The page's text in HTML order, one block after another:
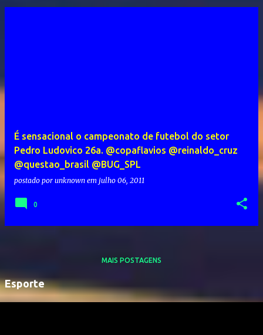
É sensacional o campeonato de futebol do setor
Pedro Ludovico 26a. @copaflavios @reinaldo_cruz
@questao_brasil @BUG_SPL
postado por unknown em julho 06, 2011
0
MAIS POSTAGENS
Esporte